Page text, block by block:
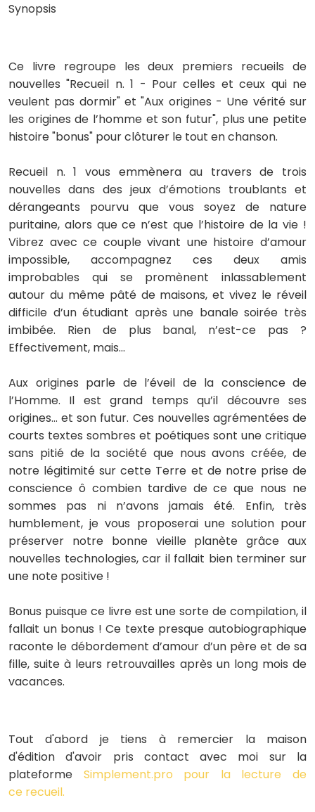
Synopsis
Ce livre regroupe les deux premiers recueils de
nouvelles "Recueil n. 1 - Pour celles et ceux qui ne
veulent pas dormir" et "Aux origines - Une vérité sur
les origines de l’homme et son futur", plus une petite
histoire "bonus" pour clôturer le tout en chanson.
Recueil n. 1 vous emmènera au travers de trois
nouvelles dans des jeux d’émotions troublants et
dérangeants pourvu que vous soyez de nature
puritaine, alors que ce n’est que l’histoire de la vie !
Vibrez avec ce couple vivant une histoire d’amour
impossible, accompagnez ces deux amis
improbables qui se promènent inlassablement
autour du même pâté de maisons, et vivez le réveil
difficile d’un étudiant après une banale soirée très
imbibée. Rien de plus banal, n’est-ce pas ?
Effectivement, mais…
Aux origines parle de l’éveil de la conscience de
l’Homme. Il est grand temps qu’il découvre ses
origines… et son futur. Ces nouvelles agrémentées de
courts textes sombres et poétiques sont une critique
sans pitié de la société que nous avons créée, de
notre légitimité sur cette Terre et de notre prise de
conscience ô combien tardive de ce que nous ne
sommes pas ni n’avons jamais été. Enfin, très
humblement, je vous proposerai une solution pour
préserver notre bonne vieille planète grâce aux
nouvelles technologies, car il fallait bien terminer sur
une note positive !
Bonus puisque ce livre est une sorte de compilation, il
fallait un bonus ! Ce texte presque autobiographique
raconte le débordement d’amour d’un père et de sa
fille, suite à leurs retrouvailles après un long mois de
vacances.
Tout d'abord je tiens à remercier la maison
d'édition d'avoir pris contact avec moi sur la
plateforme Simplement.pro pour la lecture de
ce recueil.